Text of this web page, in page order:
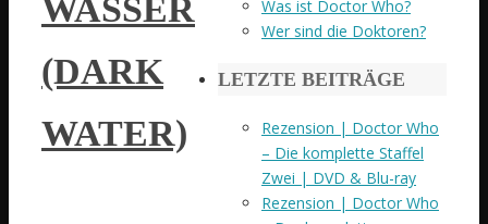
WASSER
(DARK
WATER)
Was ist Doctor Who?
Wer sind die Doktoren?
LETZTE BEITRÄGE
Rezension | Doctor Who
– Die komplette Staffel
Zwei | DVD & Blu-ray
Rezension | Doctor Who